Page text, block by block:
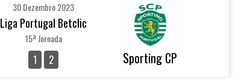
30 Dezembro 2023
Liga Portugal Betclic
15ª Jornada
1 2 Sporting CP